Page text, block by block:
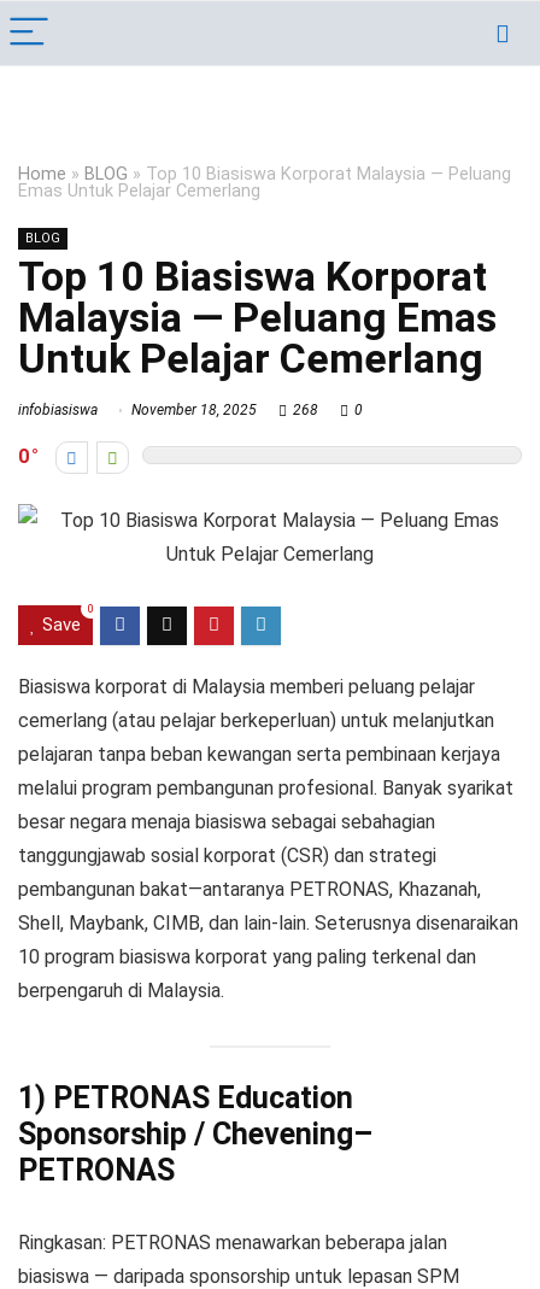
Home » BLOG » Top 10 Biasiswa Korporat Malaysia — Peluang
Emas Untuk Pelajar Cemerlang
BLOG
Top 10 Biasiswa Korporat
Malaysia — Peluang Emas
Untuk Pelajar Cemerlang
infobiasiswa November 18, 2025 268 0
0
Save
0
Biasiswa korporat di Malaysia memberi peluang pelajar
cemerlang (atau pelajar berkeperluan) untuk melanjutkan
pelajaran tanpa beban kewangan serta pembinaan kerjaya
melalui program pembangunan profesional. Banyak syarikat
besar negara menaja biasiswa sebagai sebahagian
tanggungjawab sosial korporat (CSR) dan strategi
pembangunan bakat—antaranya PETRONAS, Khazanah,
Shell, Maybank, CIMB, dan lain-lain. Seterusnya disenaraikan
10 program biasiswa korporat yang paling terkenal dan
berpengaruh di Malaysia.
1) PETRONAS Education
Sponsorship / Chevening–
PETRONAS
Ringkasan: PETRONAS menawarkan beberapa jalan
biasiswa — daripada sponsorship untuk lepasan SPM